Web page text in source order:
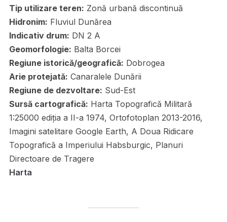
Tip utilizare teren: Zonă urbană discontinuă
Hidronim: Fluviul Dunărea
Indicativ drum: DN 2 A
Geomorfologie: Balta Borcei
Regiune istorică/geografică: Dobrogea
Arie protejată: Canaralele Dunării
Regiune de dezvoltare: Sud-Est
Sursă cartografică: Harta Topografică Militară
1:25000 ediția a II-a 1974, Ortofotoplan 2013-2016,
Imagini satelitare Google Earth, A Doua Ridicare
Topografică a Imperiului Habsburgic, Planuri
Directoare de Tragere
Harta